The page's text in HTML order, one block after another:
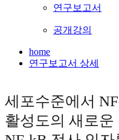
연구보고서
공개강의
home
연구보고서 상세
세포수준에서
활성도의 새로